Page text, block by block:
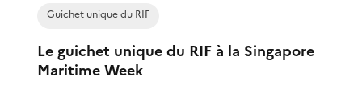
Le guichet unique du RIF à la Singapore
Maritime Week
Guichet unique du RIF